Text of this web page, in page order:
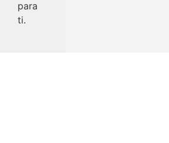
para
ti.